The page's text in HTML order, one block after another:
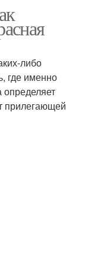
либо
где именно
определяет
прилегающей